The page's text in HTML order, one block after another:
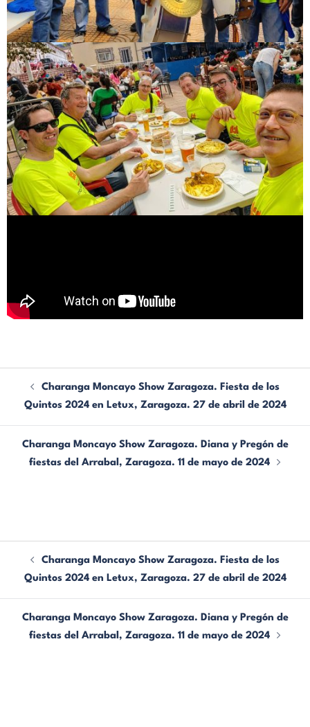
Charanga Moncayo Show Zaragoza. Fiesta de los
Quintos 2024 en Letux, Zaragoza. 27 de abril de 2024
Charanga Moncayo Show Zaragoza. Diana y Pregón de
fiestas del Arrabal, Zaragoza. 11 de mayo de 2024
Charanga Moncayo Show Zaragoza. Fiesta de los
Quintos 2024 en Letux, Zaragoza. 27 de abril de 2024
Charanga Moncayo Show Zaragoza. Diana y Pregón de
fiestas del Arrabal, Zaragoza. 11 de mayo de 2024